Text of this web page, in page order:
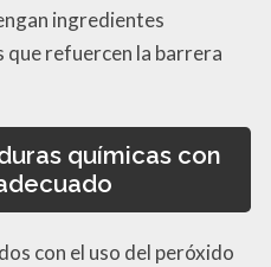
ingredientes
refuercen la barrera
químicas con
con el uso del peróxido